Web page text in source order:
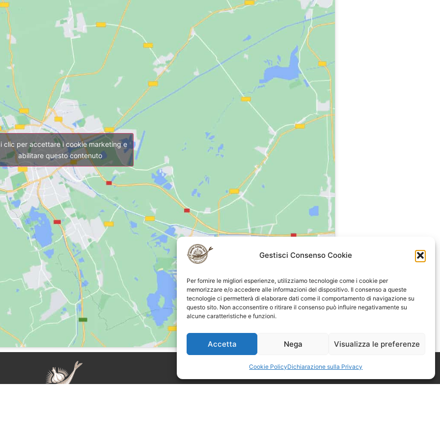
Gestisci Consenso Cookie
Per fornire le migliori esperienze, utilizziamo tecnologie come i cookie per
memorizzare e/o accedere alle informazioni del dispositivo. Il consenso a queste
tecnologie ci permetterà di elaborare dati come il comportamento di navigazione su
questo sito. Non acconsentire o ritirare il consenso può influire negativamente su
alcune caratteristiche e funzioni.
Accetta Nega Visualizza le preferenze
Cookie PolicyDichiarazione sulla Privacy
clic per accettare i cookie marketing e
abilitare questo contenuto